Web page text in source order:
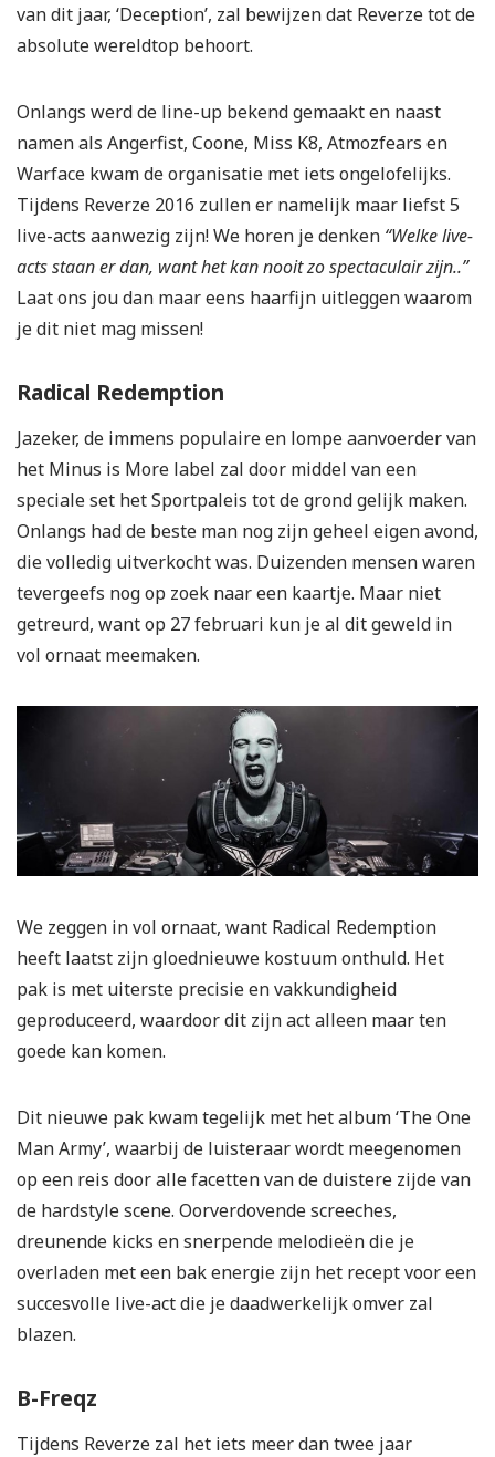
van dit jaar, ‘Deception’, zal bewijzen dat Reverze tot de
absolute wereldtop behoort.
Onlangs werd de line-up bekend gemaakt en naast
namen als Angerfist, Coone, Miss K8, Atmozfears en
Warface kwam de organisatie met iets ongelofelijks.
Tijdens Reverze 2016 zullen er namelijk maar liefst 5
live-acts aanwezig zijn! We horen je denken “Welke live-
acts staan er dan, want het kan nooit zo spectaculair zijn..”
Laat ons jou dan maar eens haarfijn uitleggen waarom
je dit niet mag missen!
Radical Redemption
Jazeker, de immens populaire en lompe aanvoerder van
het Minus is More label zal door middel van een
speciale set het Sportpaleis tot de grond gelijk maken.
Onlangs had de beste man nog zijn geheel eigen avond,
die volledig uitverkocht was. Duizenden mensen waren
tevergeefs nog op zoek naar een kaartje. Maar niet
getreurd, want op 27 februari kun je al dit geweld in
vol ornaat meemaken.
We zeggen in vol ornaat, want Radical Redemption
heeft laatst zijn gloednieuwe kostuum onthuld. Het
pak is met uiterste precisie en vakkundigheid
geproduceerd, waardoor dit zijn act alleen maar ten
goede kan komen.
Dit nieuwe pak kwam tegelijk met het album ‘The One
Man Army’, waarbij de luisteraar wordt meegenomen
op een reis door alle facetten van de duistere zijde van
de hardstyle scene. Oorverdovende screeches,
dreunende kicks en snerpende melodieën die je
overladen met een bak energie zijn het recept voor een
succesvolle live-act die je daadwerkelijk omver zal
blazen.
B-Freqz
Tijdens Reverze zal het iets meer dan twee jaar